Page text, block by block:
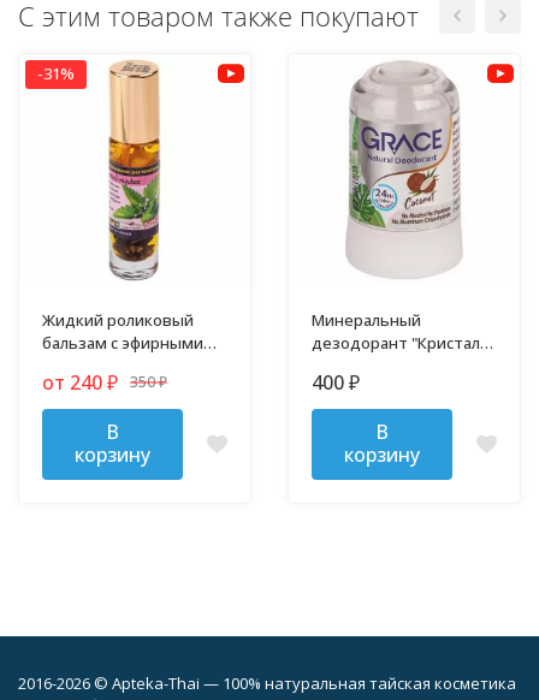
С этим товаром также покупают
-31%
Жидкий роликовый
бальзам с эфирными
от 240 ₽ 350₽
В
корзину
Минеральный
дезодорант "Кристалл"
400 ₽
В
корзину
2016-2026 © Apteka-Thai — 100% натуральная тайская косметика